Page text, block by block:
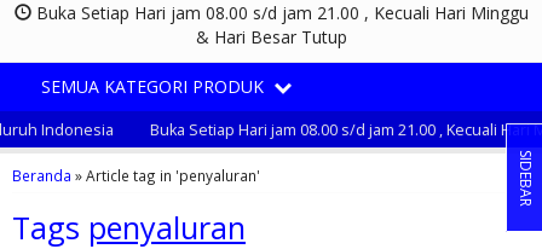
Buka Setiap Hari jam 08.00 s/d jam 21.00 , Kecuali Hari Minggu
& Hari Besar Tutup
SEMUA KATEGORI PRODUK
Indonesia Buka Setiap Hari jam 08.00 s/d jam 21.00 , Kecuali Hari
Beranda »Article tag in 'penyaluran'
Tags penyaluran
SIDEBAR